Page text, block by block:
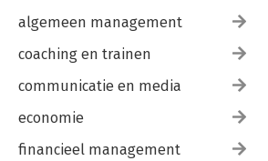
algemeen management
coaching en trainen
communicatie en media
economie
financieel management